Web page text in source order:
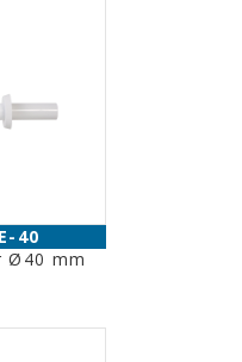
40
Ø40 mm